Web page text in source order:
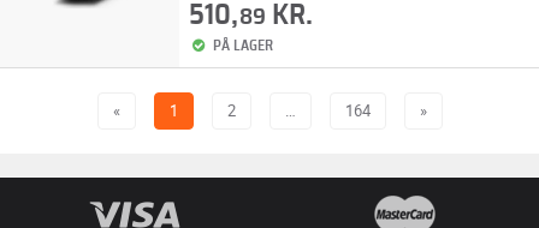
510,89 KR.
PÅ LAGER
« 1 2 … 164 »